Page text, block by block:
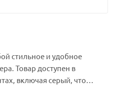
стильное и удобное
Товар доступен в
включая серый, что